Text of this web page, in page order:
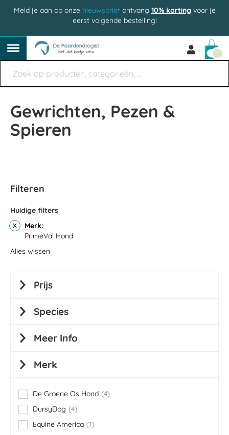
Meld je aan op onze nieuwsbriefontvang 10% korting voor je
eerst volgende bestelling!
Gewrichten, Pezen &
Spieren
Filteren
Huidige filters
Merk
PrimeVal Hond
Alles wissen
Prijs
Species
Meer Info
Merk
De Groene Os Hond 4
items
DursyDog
4
items
Equine America 1
item